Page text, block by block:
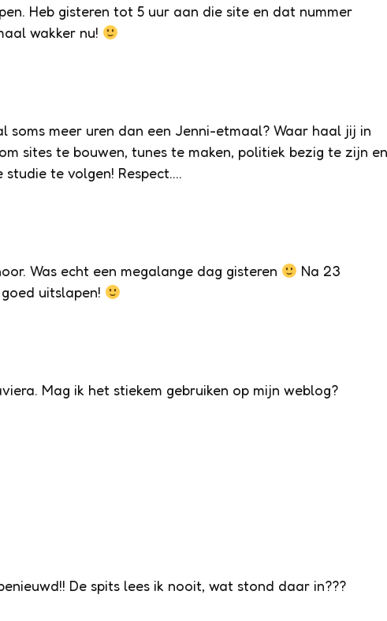
Heb gisteren tot 5 uur aan die site en dat nummer
wakker nu!
soms meer uren dan een Jenni-etmaal? Waar haal jij in
sites te bouwen, tunes te maken, politiek bezig te zijn en
te volgen! Respect….
Was echt een megalange dag gisteren
Na 23
uitslapen!
Mag ik het stiekem gebruiken op mijn weblog?
De spits lees ik nooit, wat stond daar in???